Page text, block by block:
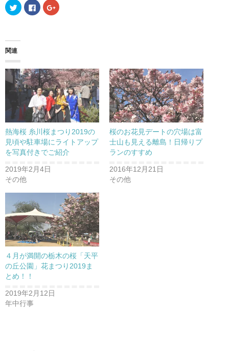
ク
リ
T
t
t
e
r
で
共
有
新
し
い
ウ
ィ
ン
ド
ウ
開
き
ま
す
F
a
有
す
る
に
は
ク
リ
ッ
ク
し
て
く
だ
さ
い
(
新
し
ド
ウ
で
開
き
ま
す
)
ク
リ
l
e
+
で
共
有
(
新
し
い
ウ
ィ
ン
ド
ウ
関連
熱海桜 糸川桜まつり2019の
見頃や駐車場にライトアップ
を写真付きでご紹介
2019年2月4日
その他
桜のお花見デートの穴場は富
士山も見える離島！日帰りプ
ランのすすめ
2016年12月21日
その他
４月が満開の栃木の桜「天平
の丘公園」花まつり2019ま
とめ！！
2019年2月12日
年中行事